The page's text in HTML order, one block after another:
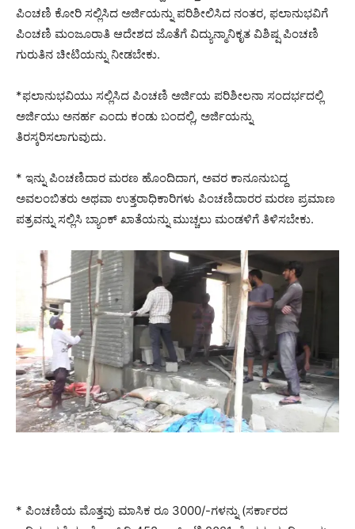
ಪಿಂಚಣಿ ಕೋರಿ ಸಲ್ಲಿಸಿದ ಅರ್ಜಿಯನ್ನು ಪರಿಶೀಲಿಸಿದ ನಂತರ, ಫಲಾನುಭವಿಗೆ
ಪಿಂಚಣಿ ಮಂಜೂರಾತಿ ಆದೇಶದ ಜೊತೆಗೆ ವಿದ್ಯುನ್ಮಾನಿಕೃತ ವಿಶಿಷ್ಷ ಪಿಂಚಣಿ
ಗುರುತಿನ ಚೀಟಿಯನ್ನು ನೀಡಬೇಕು.
*ಫಲಾನುಭವಿಯು ಸಲ್ಲಿಸಿದ ಪಿಂಚಣಿ ಅರ್ಜಿಯ ಪರಿಶೀಲನಾ ಸಂದರ್ಭದಲ್ಲಿ
ಅರ್ಜಿಯು ಅನರ್ಹ ಎಂದು ಕಂಡು ಬಂದಲ್ಲಿ, ಅರ್ಜಿಯನ್ನು
ತಿರಸ್ಕರಿಸಲಾಗುವುದು.
* ಇನ್ನು ಪಿಂಚಣಿದಾರ ಮರಣ ಹೊಂದಿದಾಗ, ಅವರ ಕಾನೂನುಬದ್ದ
ಅವಲಂಬಿತರು ಅಥವಾ ಉತ್ತರಾಧಿಕಾರಿಗಳು ಪಿಂಚಣಿದಾರರ ಮರಣ ಪ್ರಮಾಣ
ಪತ್ರವನ್ನು ಸಲ್ಲಿಸಿ ಬ್ಯಾಂಕ್ ಖಾತೆಯನ್ನು ಮುಚ್ಚಲು ಮಂಡಳಿಗೆ ತಿಳಿಸಬೇಕು.
* ಪಿಂಚಣಿಯ ಮೊತ್ತವು ಮಾಸಿಕ ರೂ 3000/-ಗಳನ್ನು (ಸರ್ಕಾರದ